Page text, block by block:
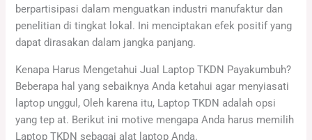
berpartisipasi dalam menguatkan industri manufaktur dan
penelitian di tingkat lokal. Ini menciptakan efek positif yang
dapat dirasakan dalam jangka panjang.
Kenapa Harus Mengetahui Jual Laptop TKDN Payakumbuh?
Beberapa hal yang sebaiknya Anda ketahui agar menyiasati
laptop unggul, Oleh karena itu, Laptop TKDN adalah opsi
yang tep at. Berikut ini motive mengapa Anda harus memilih
Laptop TKDN sebagai alat laptop Anda.